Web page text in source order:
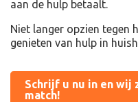
aan de hulp betaalt.
Niet langer opzien tegen
genieten van hulp in
Schrijf u nu in en
match!